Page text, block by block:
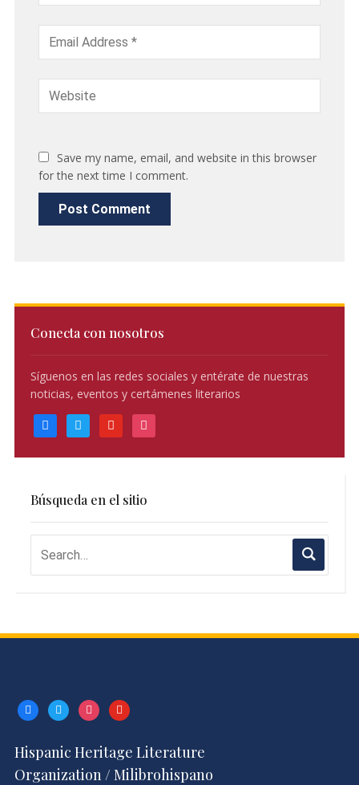
Conecta con nosotros
Síguenos en las redes sociales y entérate de nuestras
noticias, eventos y certámenes literarios
facebooktwitter youtube instagram
Búsqueda en el sitio
Save my name, email, and website in this browser
for the next time I comment.
facebooktwitterinstagramyoutube
Hispanic Heritage Literature
Organization / Milibrohispano